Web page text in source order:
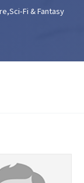
이 결성되었다. 고
클라임이 일으키
Fi & Fantasy